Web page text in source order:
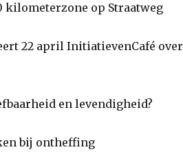
op Straatweg
22 april InitiatievenCafé over
en levendigheid?
bij ontheffing